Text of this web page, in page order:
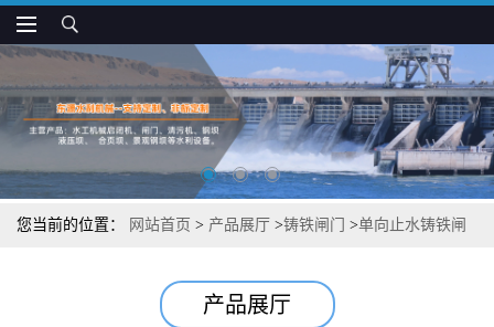
您当前的位置： 网站首页 > 产品展厅 >铸铁闸门 >单向止水铸铁闸
产品展厅